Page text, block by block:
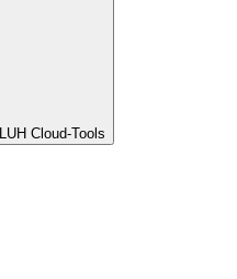
LUH Cloud-Tools